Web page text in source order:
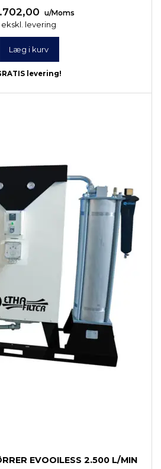
u/Moms
ekskl. levering
Læg i kurv
levering!
EVOOILESS 2.500 L/MIN